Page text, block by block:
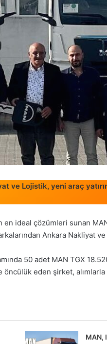
ve Lojistik, yeni araç
ideal çözümleri sunan
Ankara Nakliyat
50 adet MAN TGX
öncülük eden şirket,
MAN,